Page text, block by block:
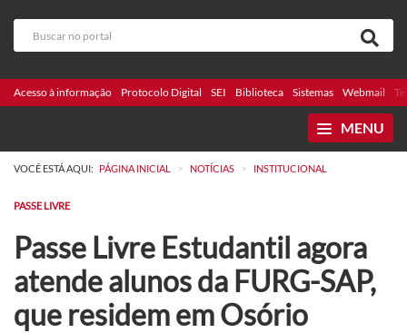
Acesso à informação Protocolo Digital SEI Biblioteca Sistemas Webmail
MENU
VOCÊ ESTÁ AQUI: PÁGINA INICIAL > NOTÍCIAS > INSTITUCIONAL
PASSE LIVRE
Passe Livre Estudantil agora
atende alunos da FURG-SAP,
que residem em Osório